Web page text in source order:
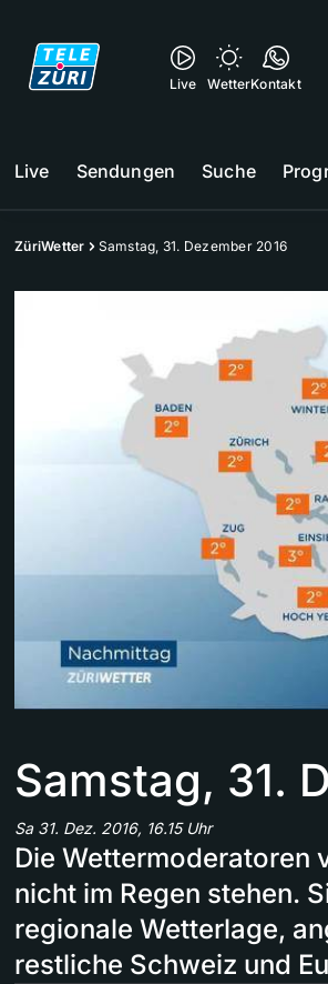
Live WetterKontakt
Live Sendungen Suche
ZüriWetter Samstag, 31. Dezember 2016
Samstag, 31.
Sa 31. Dez. 2016, 16.15 Uhr
Die Wettermoderatoren
nicht im Regen stehen.
regionale Wetterlage,
restliche Schweiz und